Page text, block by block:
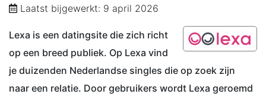
Laatst bijgewerkt: 9 april 2026
Lexa is een datingsite die zich richt
op een breed publiek. Op Lexa vind
je duizenden Nederlandse singles die op zoek zijn
naar een relatie. Door gebruikers wordt Lexa geroemd